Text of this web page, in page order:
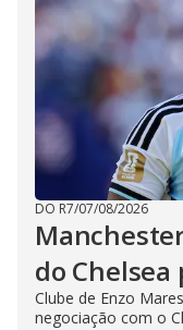
DO R7/07/08/2026
do Chelsea
Clube de Enzo
negociação com o